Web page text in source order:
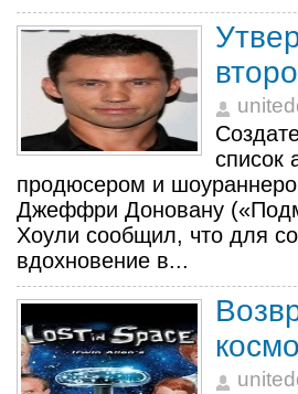
список
продюсером и
Джеффри Доновану
Хоули сообщил, что для
вдохновение в...